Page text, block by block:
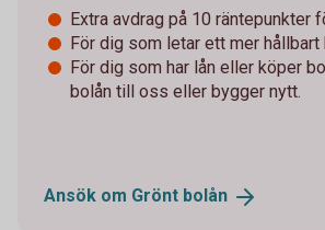
Extra avdrag på 10 räntepunkter
För dig som letar ett mer hållbart
För dig som har lån eller köper
bolån till oss eller bygger nytt.
Ansök om Grönt bolån